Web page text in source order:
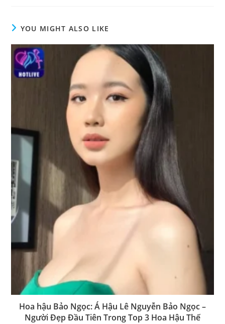
YOU MIGHT ALSO LIKE
Hoa hậu Bảo Ngọc: Á Hậu Lê Nguyễn Bảo Ngọc –
Người Đẹp Đầu Tiên Trong Top 3 Hoa Hậu Thế